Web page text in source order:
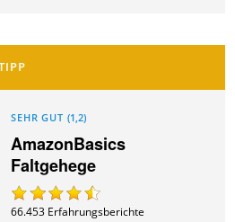
SEHR GUT (1,2)
AmazonBasics
Faltgehege
66.453 Erfahrungsberichte